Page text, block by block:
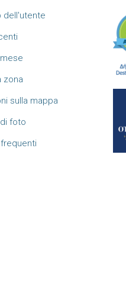
dell'utente
zona
sulla mappa
di foto
frequenti